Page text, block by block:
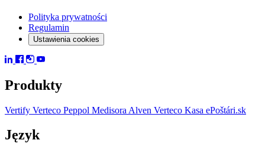
Polityka prywatności
Regulamin
Ustawienia cookies
Produkty
Vertify Verteco Peppol Medisora Alven Verteco Kasa ePoštári.sk
Język